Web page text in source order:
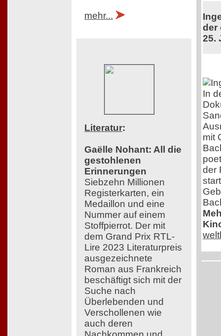
mehr...
Literatur:
Gaëlle Nohant: All die
gestohlenen
Erinnerungen
Siebzehn Millionen
Registerkarten, ein
Medaillon und eine
Nummer auf einem
Stoffpierrot. Der mit
dem Grand Prix RTL-
Lire 2023 Literaturpreis
ausgezeichnete
Roman aus Frankreich
beschäftigt sich mit der
Suche nach
Überlebenden und
Verschollenen wie
auch deren
der
25.
In
mit
der